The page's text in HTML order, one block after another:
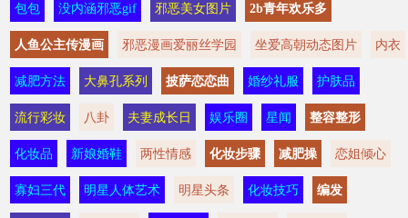
包包 没内涵邪恶gif 邪恶美女图片 2b青年欢乐多
人鱼公主传漫画 邪恶漫画爱丽丝学园 坐爱高朝动态图片 内衣
减肥方法 大鼻孔系列 披萨恋恋曲 婚纱礼服 护肤品
流行彩妆 八卦 夫妻成长日 娱乐圈 星闻 整容整形
化妆品 新娘婚鞋 两性情感 化妆步骤 减肥操 恋姐倾心
寡妇三代 明星人体艺术 明星头条 化妆技巧 编发